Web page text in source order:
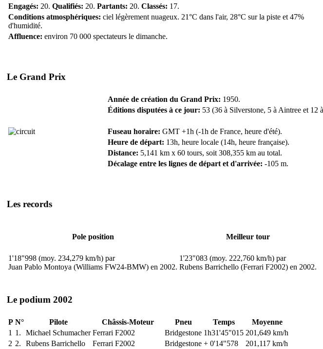
Engagés: 20. Qualifiés: 20. Partants: 20. Classés: 17.
Conditions atmosphériques: ciel légèrement nuageux. 21°C dans l'air, 28°C sur la piste et 47%
d'humidité.
Affluence: environ 70 000 spectateurs le dimanche.
Le Grand Prix
Année de création du Grand Prix: 1950.
Éditions disputées à ce jour: 53 (36 à Silverstone, 5 à Aintree et 12
Fuseau horaire: GMT +1h (-1h de France, heure d'été).
Heure de départ: 13h, heure locale (14h, heure française).
Distance: 5,141 km x 60 tours, soit 308,355 km au total.
Décalage entre les lignes de départ et d'arrivée: -105 m.
Les records
Pole position Meilleur tour
1'18"998 (moy. 234,279 km/h) par
Juan Pablo Montoya (Williams FW24-BMW) en 2002.
1'23"083 (moy. 222,760 km/h) par
Rubens Barrichello (Ferrari F2002) en 2002.
Le podium 2002
P N° Pilote Châssis-Moteur Pneu Temps
Moyenne
1 1. Michael Schumacher Ferrari F2002 Bridgestone 1h31'45"015 201,649 km/h
2 2. Rubens Barrichello Ferrari F2002 Bridgestone + 0'14"578
201,117 km/h